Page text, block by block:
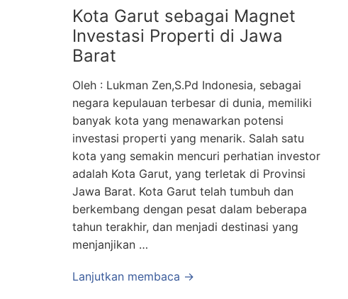
Kota Garut sebagai Magnet
Investasi Properti di Jawa
Barat
Oleh : Lukman Zen,S.Pd Indonesia, sebagai
negara kepulauan terbesar di dunia, memiliki
banyak kota yang menawarkan potensi
investasi properti yang menarik. Salah satu
kota yang semakin mencuri perhatian investor
adalah Kota Garut, yang terletak di Provinsi
Jawa Barat. Kota Garut telah tumbuh dan
berkembang dengan pesat dalam beberapa
tahun terakhir, dan menjadi destinasi yang
menjanjikan …
Lanjutkan membaca →